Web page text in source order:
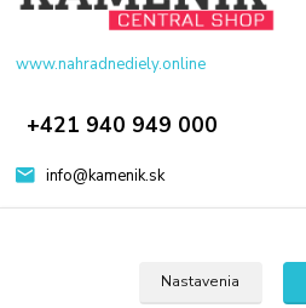
www.nahradnediely.online
+421 940 949 000
info@kamenik.sk
Nastavenia